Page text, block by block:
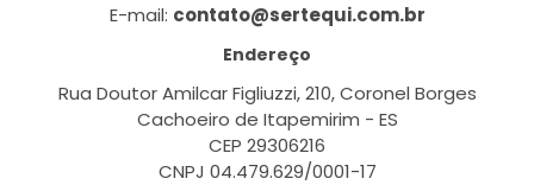
E-mail: contato@sertequi.com.br
Endereço
Rua Doutor Amilcar Figliuzzi, 210, Coronel Borges
Cachoeiro de Itapemirim - ES
CEP 29306216
CNPJ 04.479.629/0001-17